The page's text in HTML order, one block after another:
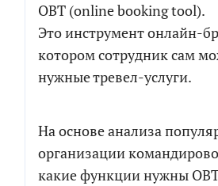
OBT (online booking tool).
Это инструмент онлайн-
котором сотрудник сам
нужные тревел-услуги.
На основе анализа
организации
какие функции нужны